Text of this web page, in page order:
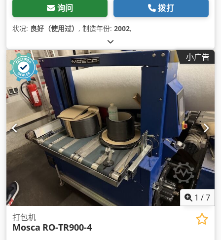
询问 拨打
状况: 良好（使用过） , 制造年份: 2002,
小广告
1 /7
打包机
Mosca RO-TR900-4